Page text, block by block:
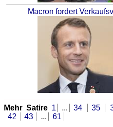
Macron fordert
Mehr Satire 1 ... 34 35
42
43 ... 61